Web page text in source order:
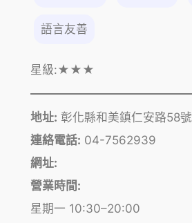
語言友善
星級:★★★
地址: 彰化縣和美鎮仁安路58號
連絡電話: 04-7562939
網址:
營業時間:
星期一 10:30–20:00